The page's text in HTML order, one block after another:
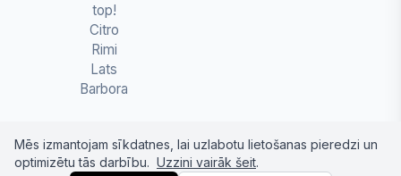
top!
Citro
Rimi
Lats
Barbora
Mēs izmantojam sīkdatnes, lai uzlabotu lietošanas pieredzi un
optimizētu tās darbību. Uzzini vairāk šeit.